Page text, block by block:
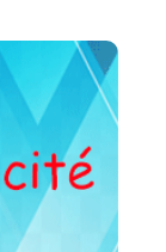
ne doivent
Ouédraogo
détenus